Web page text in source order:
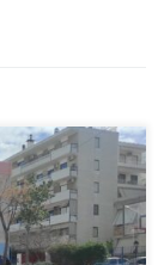
το
το μεγαλύτερο